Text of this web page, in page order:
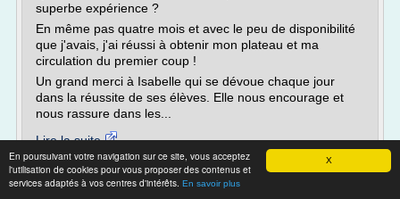
X
En poursuivant votre navigation sur ce site, vous acceptez
l'utilisation de cookies pour vous proposer des contenus et
services adaptés à vos centres d'intérêts. En savoir plus
superbe expérience ?
En même pas quatre mois et avec le peu de disponibilité
que j'avais, j'ai réussi à obtenir mon plateau et ma
circulation du premier coup !
Un grand merci à Isabelle qui se dévoue chaque jour
dans la réussite de ses élèves. Elle nous encourage et
nous rassure dans les...
Lire la suite
Site :http://autoecole20deconduite.com